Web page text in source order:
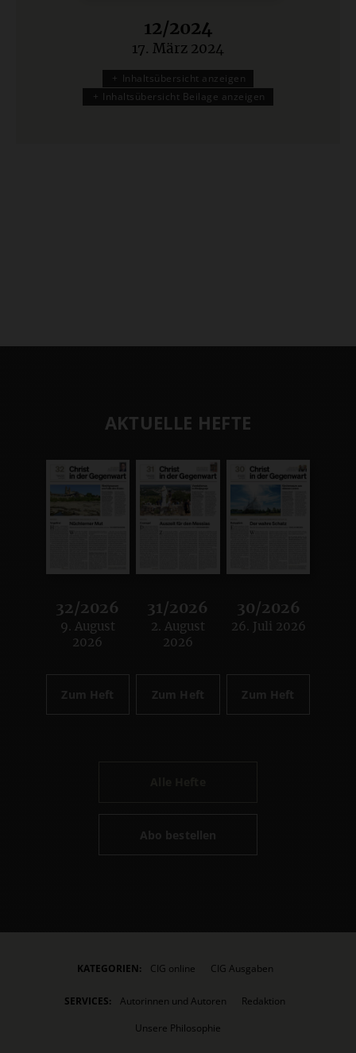
12/2024
:
17. März 2024
Inhaltsübersicht anzeigen
Inhaltsübersicht Beilage anzeigen
AKTUELLE HEFTE
32/2026
:
9. August
2026
Zum Heft
31/2026
:
2. August
2026
Zum Heft
30/2026
:
26. Juli 2026
Zum Heft
Abo bestellen
KATEGORIEN: CIG online CIG Ausgaben
SERVICES: Autorinnen und Autoren
Redaktion
Unsere Philosophie